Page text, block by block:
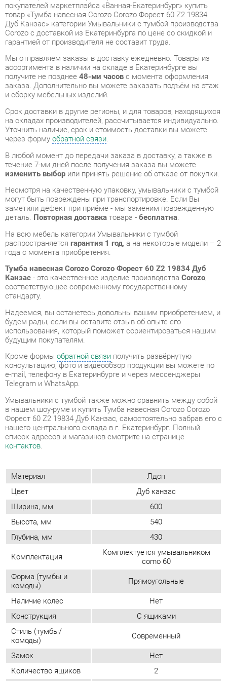
Мы отправляем заказы в доставку ежедневно. Товары из
ассортимента в наличии на складе в Екатеринбурге вы
получите не позднее48-ми часовс момента оформления
заказа. Дополнительно вы можете заказать подъём на этаж
и сборку мебельных изделий.
Срок доставки в другие регионы, и для товаров, находящихся
на складах производителей, рассчитывается индивидуально.
Уточнить наличие, срок и стоимость доставки вы можете
через формуобратной связи.
течение 7-ми дней после получения заказа вы можете
изменить выборили принять решение об отказе от покупки.
Несмотря на качественную упаковку, умывальники с тумбой
могут быть повреждены при транспортировке. Если Вы
заметили дефект при приёме - мы заменим поврежденную
деталь.Повторная доставкатовара -бесплатна.
На всю мебель категории Умывальники с тумбой
распространяетсягарантия 1 год, а на некоторые модели – 2
года с момента приобретения.
Тумба навесная Corozo Corozo Форест 60 Z2 19834 Дуб
Канзас- это качественное изделие производстваCorozo
соответствующее современному государственному
стандарту.
Надеемся, вы останетесь довольны вашим приобретением, и
будем рады, если вы оставите отзыв об опыте его
использования, который поможет сориентироваться нашим
будущим покупателям.
Кроме формы
e-mail, телефону в Екатеринбурге и через мессенджеры
Telegram и WhatsApp.
Умывальники с тумбой также можно сравнить между собой
Форест 60 Z2 19834 Дуб Канзас, самостоятельно забрав его с
нашего центрального склада в г. Екатеринбург. Полный
список адресов и магазинов смотрите на странице
контактов.
Материал
Лдсп
Цвет
Дуб канзас
Ширина, мм
600
Глубина, мм
430
Комплектация
Комплектуется умывальником
como 60
Форма (тумбы и
комоды) Прямоугольные
Наличие колес
Нет
Конструкция
С ящиками
Стиль (тумбы/
комоды)
Современный
Замок
Нет
Количество ящиков
2
Материал ящиков Лдсп
ОТЗЫВЫ
Пока нет отзывов, поделитесь первым своим мнением.
ДОБАВИТЬ ОТЗЫВ